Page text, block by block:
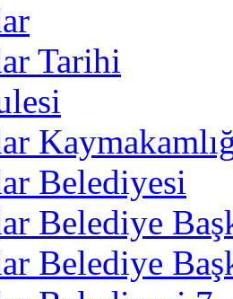
Tarihi
Belediyesi
Belediye
Belediye